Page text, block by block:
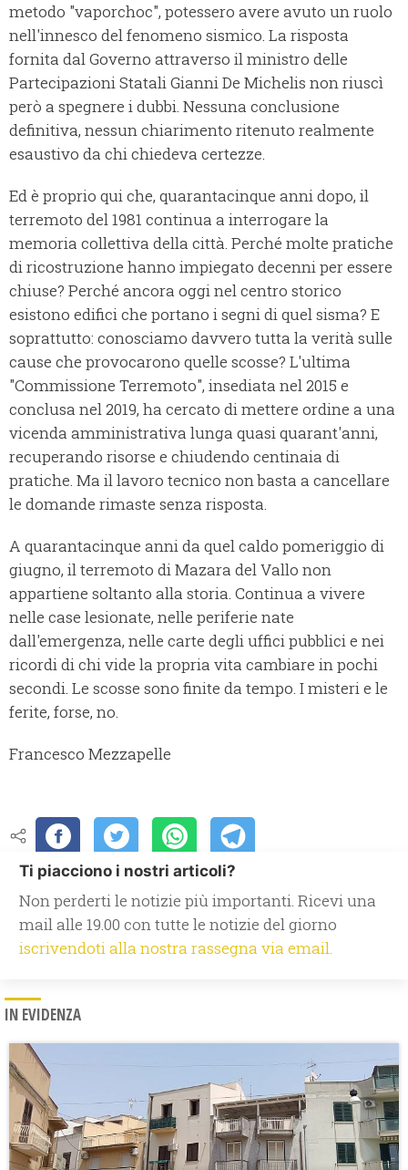
metodo "vaporchoc", potessero avere avuto un ruolo
nell'innesco del fenomeno sismico. La risposta
fornita dal Governo attraverso il ministro delle
Partecipazioni Statali Gianni De Michelis non riuscì
però a spegnere i dubbi. Nessuna conclusione
definitiva, nessun chiarimento ritenuto realmente
esaustivo da chi chiedeva certezze.
Ed è proprio qui che, quarantacinque anni dopo, il
terremoto del 1981 continua a interrogare la
memoria collettiva della città. Perché molte pratiche
di ricostruzione hanno impiegato decenni per essere
chiuse? Perché ancora oggi nel centro storico
esistono edifici che portano i segni di quel sisma? E
soprattutto: conosciamo davvero tutta la verità sulle
cause che provocarono quelle scosse? L'ultima
"Commissione Terremoto", insediata nel 2015 e
conclusa nel 2019, ha cercato di mettere ordine a una
vicenda amministrativa lunga quasi quarant'anni,
recuperando risorse e chiudendo centinaia di
pratiche. Ma il lavoro tecnico non basta a cancellare
le domande rimaste senza risposta.
A quarantacinque anni da quel caldo pomeriggio di
giugno, il terremoto di Mazara del Vallo non
appartiene soltanto alla storia. Continua a vivere
nelle case lesionate, nelle periferie nate
dall'emergenza, nelle carte degli uffici pubblici e nei
ricordi di chi vide la propria vita cambiare in pochi
secondi. Le scosse sono finite da tempo. I misteri e le
ferite, forse, no.
Francesco Mezzapelle
Ti piacciono i nostri articoli?
Non perderti le notizie più importanti. Ricevi una
mail alle 19.00 con tutte le notizie del giorno
iscrivendoti alla nostra rassegna via email.
IN EVIDENZA